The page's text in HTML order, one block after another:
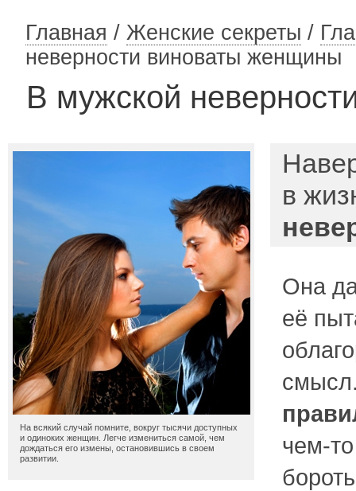
Главная / Женские секреты /
неверности виноваты женщины
В мужской
На всякий случай помните, вокруг тысячи доступных
и одиноких женщин. Легче измениться самой, чем
дождаться его измены, остановившись в своем
развитии.
в
Она
её
чем-